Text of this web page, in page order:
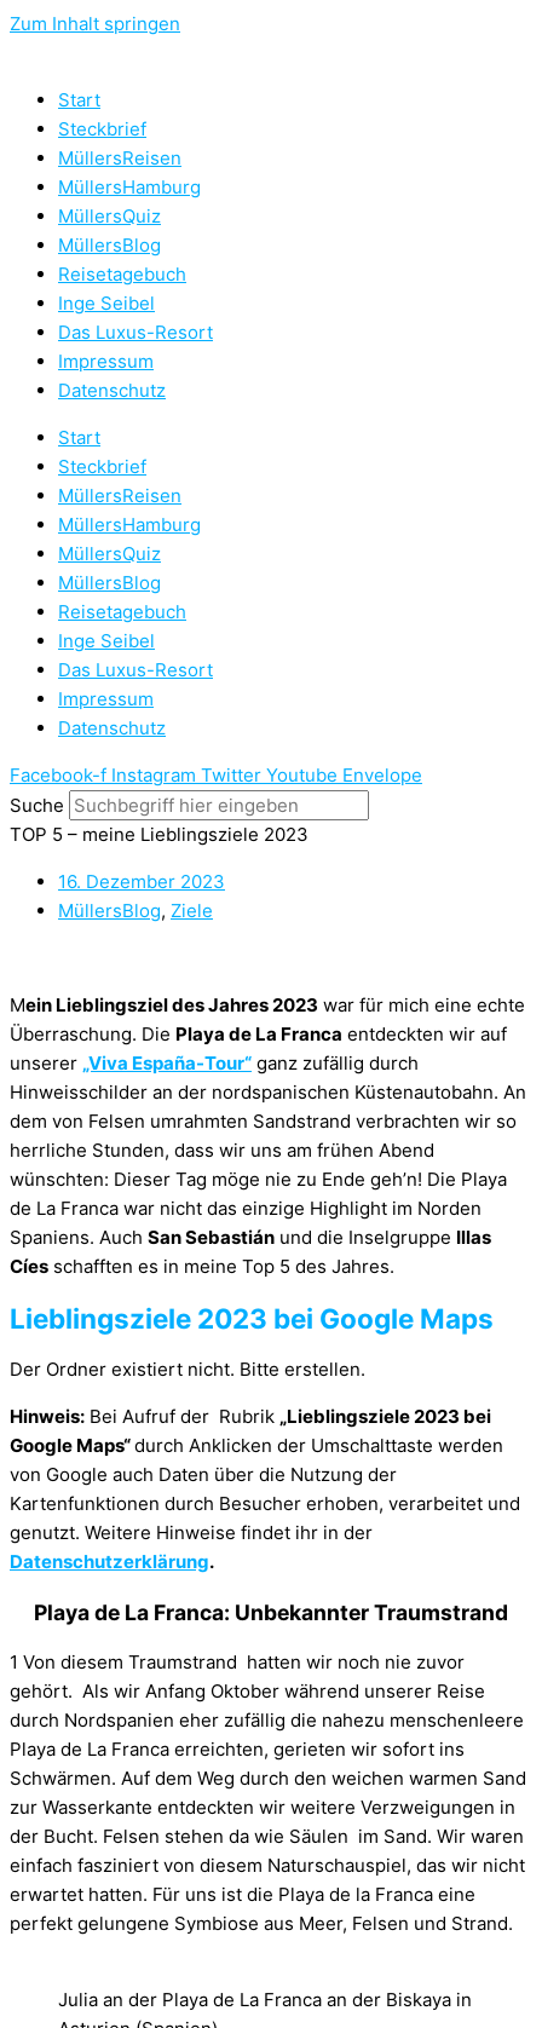
Zum Inhalt springen
Start
Steckbrief
MüllersReisen
MüllersHamburg
MüllersQuiz
MüllersBlog
Reisetagebuch
Inge Seibel
Das Luxus-Resort
Impressum
Datenschutz
Start
Steckbrief
MüllersReisen
MüllersHamburg
MüllersQuiz
MüllersBlog
Reisetagebuch
Inge Seibel
Das Luxus-Resort
Impressum
Datenschutz
Facebook-f Instagram Twitter Youtube Envelope
Suche
TOP 5 – meine Lieblingsziele 2023
16. Dezember 2023
MüllersBlog, Ziele
Mein Lieblingsziel des Jahres 2023 war für mich eine echte
Überraschung. Die Playa de La Franca entdeckten wir auf
unserer „Viva España-Tour“ ganz zufällig durch
Hinweisschilder an der nordspanischen Küstenautobahn. An
dem von Felsen umrahmten Sandstrand verbrachten wir so
herrliche Stunden, dass wir uns am frühen Abend
wünschten: Dieser Tag möge nie zu Ende geh’n! Die Playa
de La Franca war nicht das einzige Highlight im Norden
Spaniens. Auch San Sebastián und die Inselgruppe Illas
Cíes schafften es in meine Top 5 des Jahres.
Lieblingsziele 2023 bei Google Maps
Der Ordner existiert nicht. Bitte erstellen.
Hinweis: Bei Aufruf der Rubrik „Lieblingsziele 2023 bei
Google Maps“durch Anklicken der Umschalttaste werden
von Google auch Daten über die Nutzung der
Kartenfunktionen durch Besucher erhoben, verarbeitet und
genutzt. Weitere Hinweise findet ihr in der
Datenschutzerklärung.
Playa de La Franca: Unbekannter Traumstrand
1 Von diesem Traumstrand hatten wir noch nie zuvor
gehört. Als wir Anfang Oktober während unserer Reise
durch Nordspanien eher zufällig die nahezu menschenleere
Playa de La Franca erreichten, gerieten wir sofort ins
Schwärmen. Auf dem Weg durch den weichen warmen Sand
zur Wasserkante entdeckten wir weitere Verzweigungen in
der Bucht. Felsen stehen da wie Säulen im Sand. Wir waren
einfach fasziniert von diesem Naturschauspiel, das wir nicht
erwartet hatten. Für uns ist die Playa de la Franca eine
perfekt gelungene Symbiose aus Meer, Felsen und Strand.
Julia an der Playa de La Franca an der Biskaya in